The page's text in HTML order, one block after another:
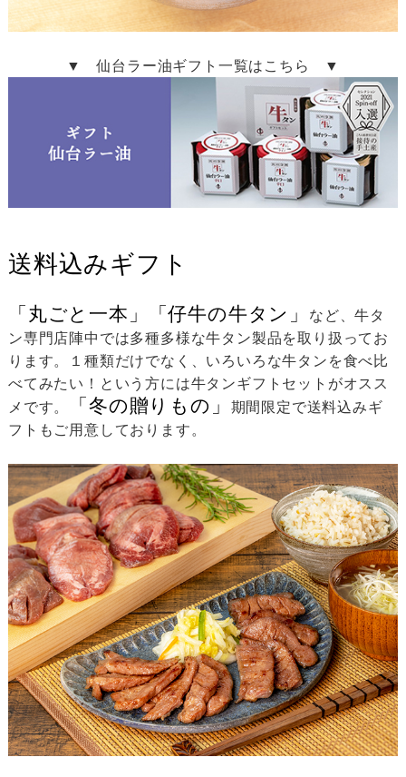
▼ 仙台ラー油ギフト一覧はこちら ▼
送料込みギフト
「丸ごと一本」「仔牛の牛タン」
など、牛タ
ン専門店陣中では多種多様な牛タン製品を取り扱ってお
ります。１種類だけでなく、いろいろな牛タンを食べ比
べてみたい！という方には牛タンギフトセットがオスス
メです。
「冬の贈りもの」
期間限定で送料込みギ
フトもご用意しております。